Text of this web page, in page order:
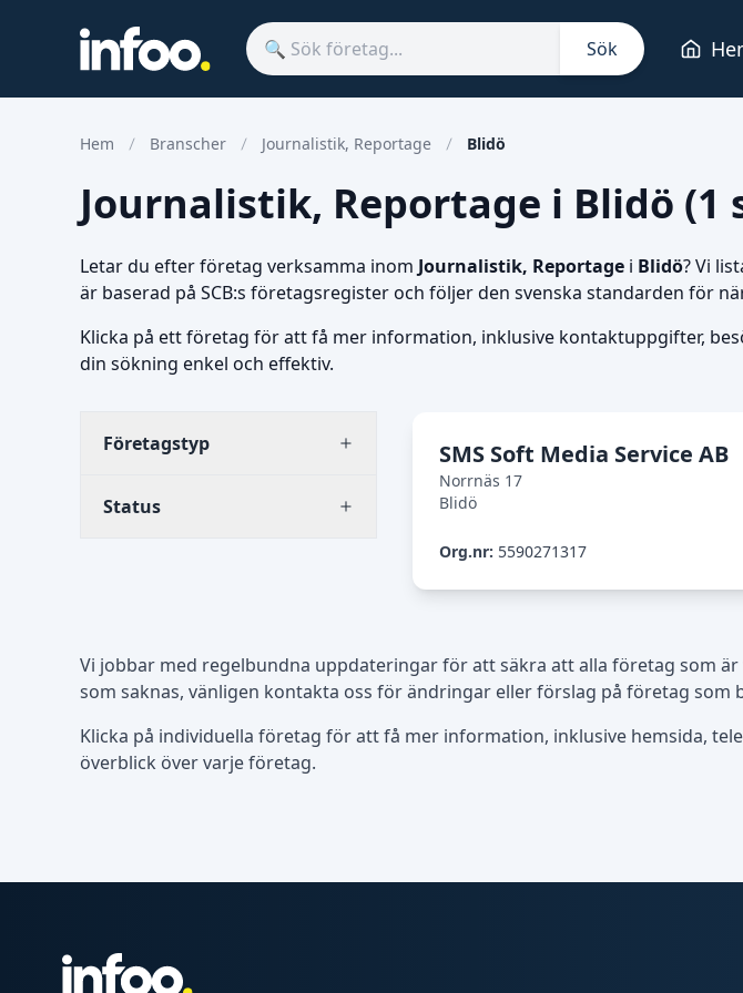
Sök
Hem Branscher Journalistik, Reportage Blidö
Journalistik, Reportage i Blidö (1
Letar du efter företag verksamma inom Journalistik, Reportage i Blidö? Vi
är baserad på SCB:s företagsregister och följer den svenska standarden för
Klicka på ett företag för att få mer information, inklusive kontaktuppgifter,
din sökning enkel och effektiv.
Företagstyp
Status
SMS Soft Media Service AB
Norrnäs 17
Blidö
Org.nr: 5590271317
Vi jobbar med regelbundna uppdateringar för att säkra att alla företag som
som saknas, vänligen kontakta oss för ändringar eller förslag på företag som
Klicka på individuella företag för att få mer information, inklusive hemsida,
överblick över varje företag.